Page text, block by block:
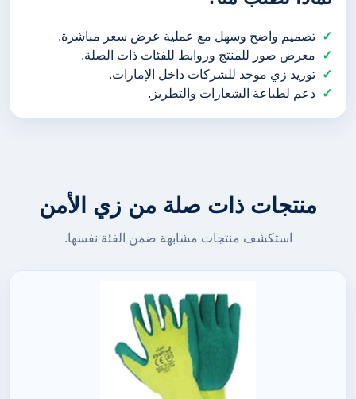
تصميم واضح وسهل مع عملية عرض سعر مباشرة.
معرض صور للمنتج وروابط للفئات ذات الصلة.
توريد زي موحد للشركات داخل الإمارات.
دعم لطباعة الشعارات والتطريز.
منتجات ذات صلة من زي الأمن
استكشف منتجات مشابهة ضمن الفئة نفسها.